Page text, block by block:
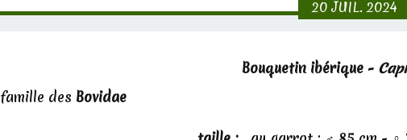
20JUIL.2024
Bouquetin ibérique -
famille des Bovidae